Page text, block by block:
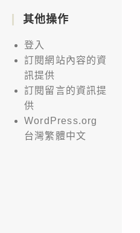
其他操作
登入
訂閱網站內容的資
訊提供
訂閱留言的資訊提
供
WordPress.org
台灣繁體中文